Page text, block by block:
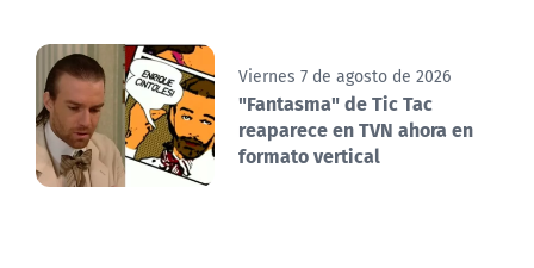
Viernes 7 de agosto de 2026
"Fantasma" de Tic Tac
reaparece en TVN ahora en
formato vertical